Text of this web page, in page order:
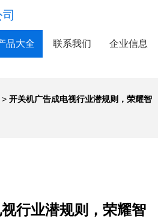
品大全 联系我们 企业信息
> 开关机广告成电视行业潜规则，荣耀智
行业潜规则，荣耀智